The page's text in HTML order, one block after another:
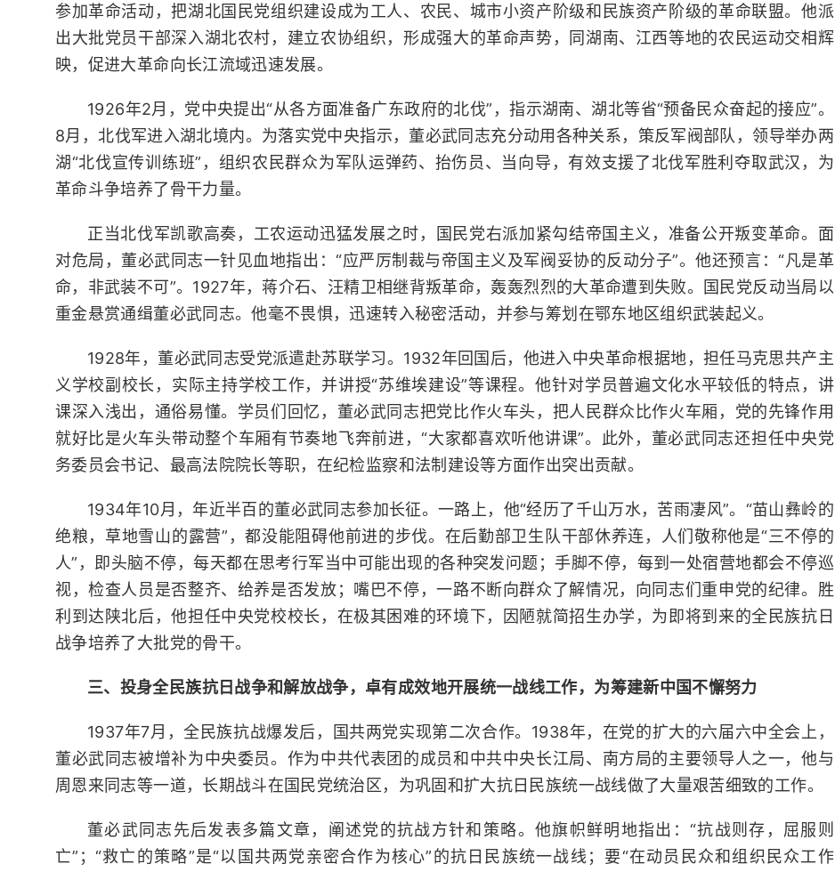
参加革命活动，把湖北国民党组织建设成为工人、农民、城市小资产阶级和民族资产阶级的革命联盟。他派
出大批党员干部深入湖北农村，建立农协组织，形成强大的革命声势，同湖南、江西等地的农民运动交相辉
映，促进大革命向长江流域迅速发展。
1926年2月，党中央提出“从各方面准备广东政府的北伐”，指示湖南、湖北等省“预备民众奋起的接应”。
8月，北伐军进入湖北境内。为落实党中央指示，董必武同志充分动用各种关系，策反军阀部队，领导举办两
湖“北伐宣传训练班”，组织农民群众为军队运弹药、抬伤员、当向导，有效支援了北伐军胜利夺取武汉，为
革命斗争培养了骨干力量。
正当北伐军凯歌高奏，工农运动迅猛发展之时，国民党右派加紧勾结帝国主义，准备公开叛变革命。面
对危局，董必武同志一针见血地指出：“应严厉制裁与帝国主义及军阀妥协的反动分子”。他还预言：“凡是革
命，非武装不可”。1927年，蒋介石、汪精卫相继背叛革命，轰轰烈烈的大革命遭到失败。国民党反动当局以
重金悬赏通缉董必武同志。他毫不畏惧，迅速转入秘密活动，并参与筹划在鄂东地区组织武装起义。
1928年，董必武同志受党派遣赴苏联学习。1932年回国后，他进入中央革命根据地，担任马克思共产主
义学校副校长，实际主持学校工作，并讲授“苏维埃建设”等课程。他针对学员普遍文化水平较低的特点，讲
课深入浅出，通俗易懂。学员们回忆，董必武同志把党比作火车头，把人民群众比作火车厢，党的先锋作用
就好比是火车头带动整个车厢有节奏地飞奔前进，“大家都喜欢听他讲课”。此外，董必武同志还担任中央党
务委员会书记、最高法院院长等职，在纪检监察和法制建设等方面作出突出贡献。
1934年10月，年近半百的董必武同志参加长征。一路上，他“经历了千山万水，苦雨凄风”。“苗山彝岭的
绝粮，草地雪山的露营”，都没能阻碍他前进的步伐。在后勤部卫生队干部休养连，人们敬称他是“三不停的
人”，即头脑不停，每天都在思考行军当中可能出现的各种突发问题；手脚不停，每到一处宿营地都会不停巡
视，检查人员是否整齐、给养是否发放；嘴巴不停，一路不断向群众了解情况，向同志们重申党的纪律。胜
利到达陕北后，他担任中央党校校长，在极其困难的环境下，因陋就简招生办学，为即将到来的全民族抗日
战争培养了大批党的骨干。
三、投身全民族抗日战争和解放战争，卓有成效地开展统一战线工作，为筹建新中国不懈努力
1937年7月，全民族抗战爆发后，国共两党实现第二次合作。1938年，在党的扩大的六届六中全会上，
董必武同志被增补为中央委员。作为中共代表团的成员和中共中央长江局、南方局的主要领导人之一，他与
周恩来同志等一道，长期战斗在国民党统治区，为巩固和扩大抗日民族统一战线做了大量艰苦细致的工作。
董必武同志先后发表多篇文章，阐述党的抗战方针和策略。他旗帜鲜明地指出：“抗战则存，屈服则
亡”；“救亡的策略”是“以国共两党亲密合作为核心”的抗日民族统一战线；要“在动员民众和组织民众工作